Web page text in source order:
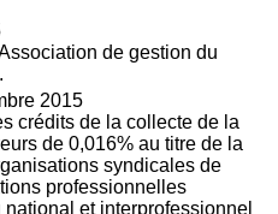
de gestion du
2015
crédits de la collecte de la
de 0,016% au titre de la
syndicales de
professionnelles
et interprofessionnel